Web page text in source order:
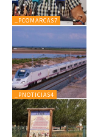
_PCOMARCAS7
_PNOTICIAS4